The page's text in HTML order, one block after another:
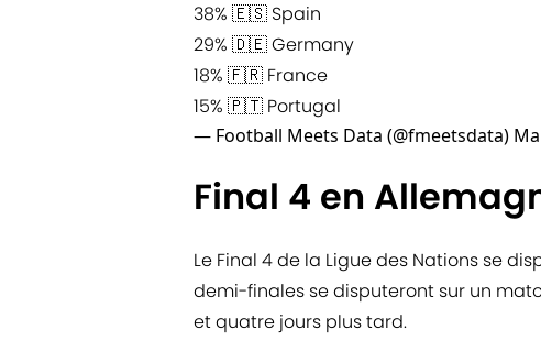
38% 🇪🇸 Spain
29% 🇩🇪 Germany
18% 🇫🇷 France
15% 🇵🇹 Portugal
— Football Meets Data (@fmeetsdata)
Final 4 en
Le Final 4 de la Ligue des Nations se
demi-finales se disputeront sur un
et quatre jours plus tard.